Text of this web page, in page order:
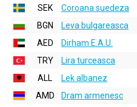
SEK
Coroana suedeza
BGN
Leva bulgareasca
AED
Dirham E.A.U.
TRY
Lira turceasca
ALL
Lek albanez
AMD
Dram armenesc